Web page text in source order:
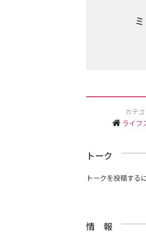
カテ
ライフ
トーク
トークを投稿する
情 報